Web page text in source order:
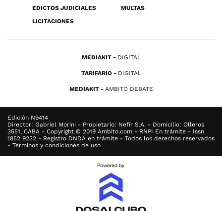
EDICTOS JUDICIALES
MULTAS
LICITACIONES
MEDIAKIT DIGITAL
TARIFARIO DIGITAL
MEDIAKIT AMBITO DEBATE
Edición N9414
Director: Gabriel Morini - Propietario: Nefir S.A. - Domicilio: Olleros
3551, CABA - Copyright © 2019 Ambito.com - RNPI En trámite - Issn
1852 9232 - Registro DNDA en trámite - Todos los derechos reservados
- Términos y condiciones de uso